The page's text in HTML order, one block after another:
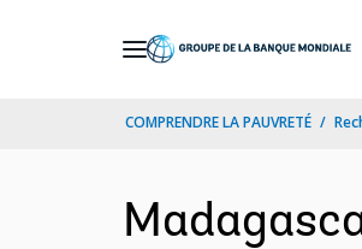
COMPRENDRE LA PAUVRETÉ